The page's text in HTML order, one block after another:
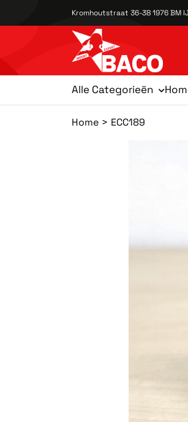
Kromhoutstraat 36-38 1976 BM
Alle Categorieën
Home ECC189